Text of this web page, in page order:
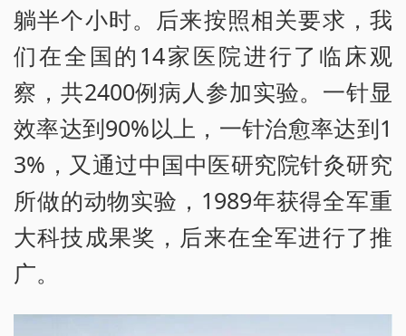
躺半个小时。后来按照相关要求，我
们在全国的14家医院进行了临床观
察，共2400例病人参加实验。一针显
效率达到90%以上，一针治愈率达到1
3%，又通过中国中医研究院针灸研究
所做的动物实验，1989年获得全军重
大科技成果奖，后来在全军进行了推
广。